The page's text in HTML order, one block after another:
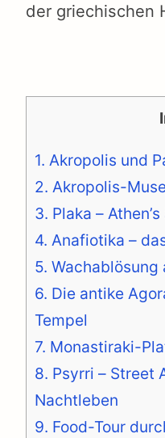
der griechischen
1. Akropolis und
2. Akropolis-
3. Plaka –
4. Anafiotika –
5.
6. Die antike
Tempel
7. Monastiraki-
8. Psyrri – Street
Nachtleben
9. Food-Tour